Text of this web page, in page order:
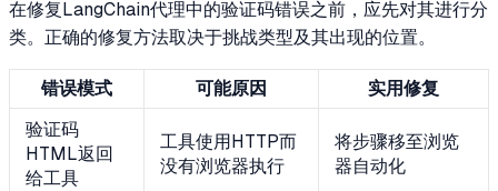
在修复LangChain代理中的验证码错误之前，应先对其进行分
类。正确的修复方法取决于挑战类型及其出现的位置。
错误模式 可能原因
实用修复
验证码
HTML返回
给工具
工具使用HTTP而
没有浏览器执行
将步骤移至浏览
器自动化